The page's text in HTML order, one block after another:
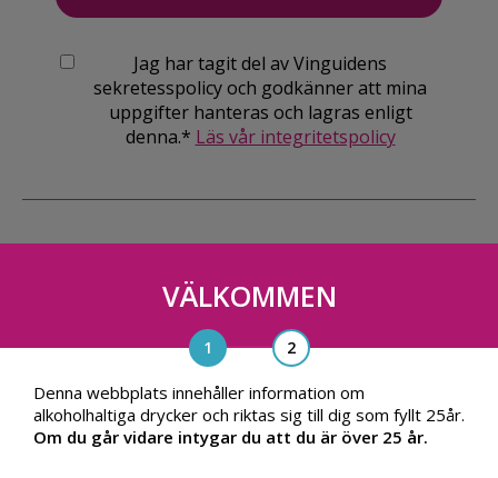
Jag har tagit del av Vinguidens
sekretesspolicy och godkänner att mina
uppgifter hanteras och lagras enligt
denna.* Läs vår integritetspolicy
Vinguiden Nordic AB
Blasieholmsgatan 4A, 111 48, Stockholm
info@vinguiden.com
VÄLKOMMEN
Denna webbplats innehåller information om
alkoholhaltiga drycker och riktas sig till dig som fyllt 25år.
Om du går vidare intygar du att du är över 25 år.